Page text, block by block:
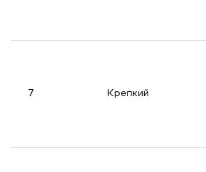
7 Крепкий